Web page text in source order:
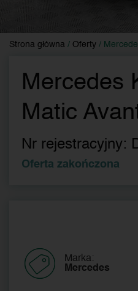
Strona główna / Oferty /
Mercedes
Matic
Nr rejestracyjny:
Oferta zakończona
Marka:
Mercedes